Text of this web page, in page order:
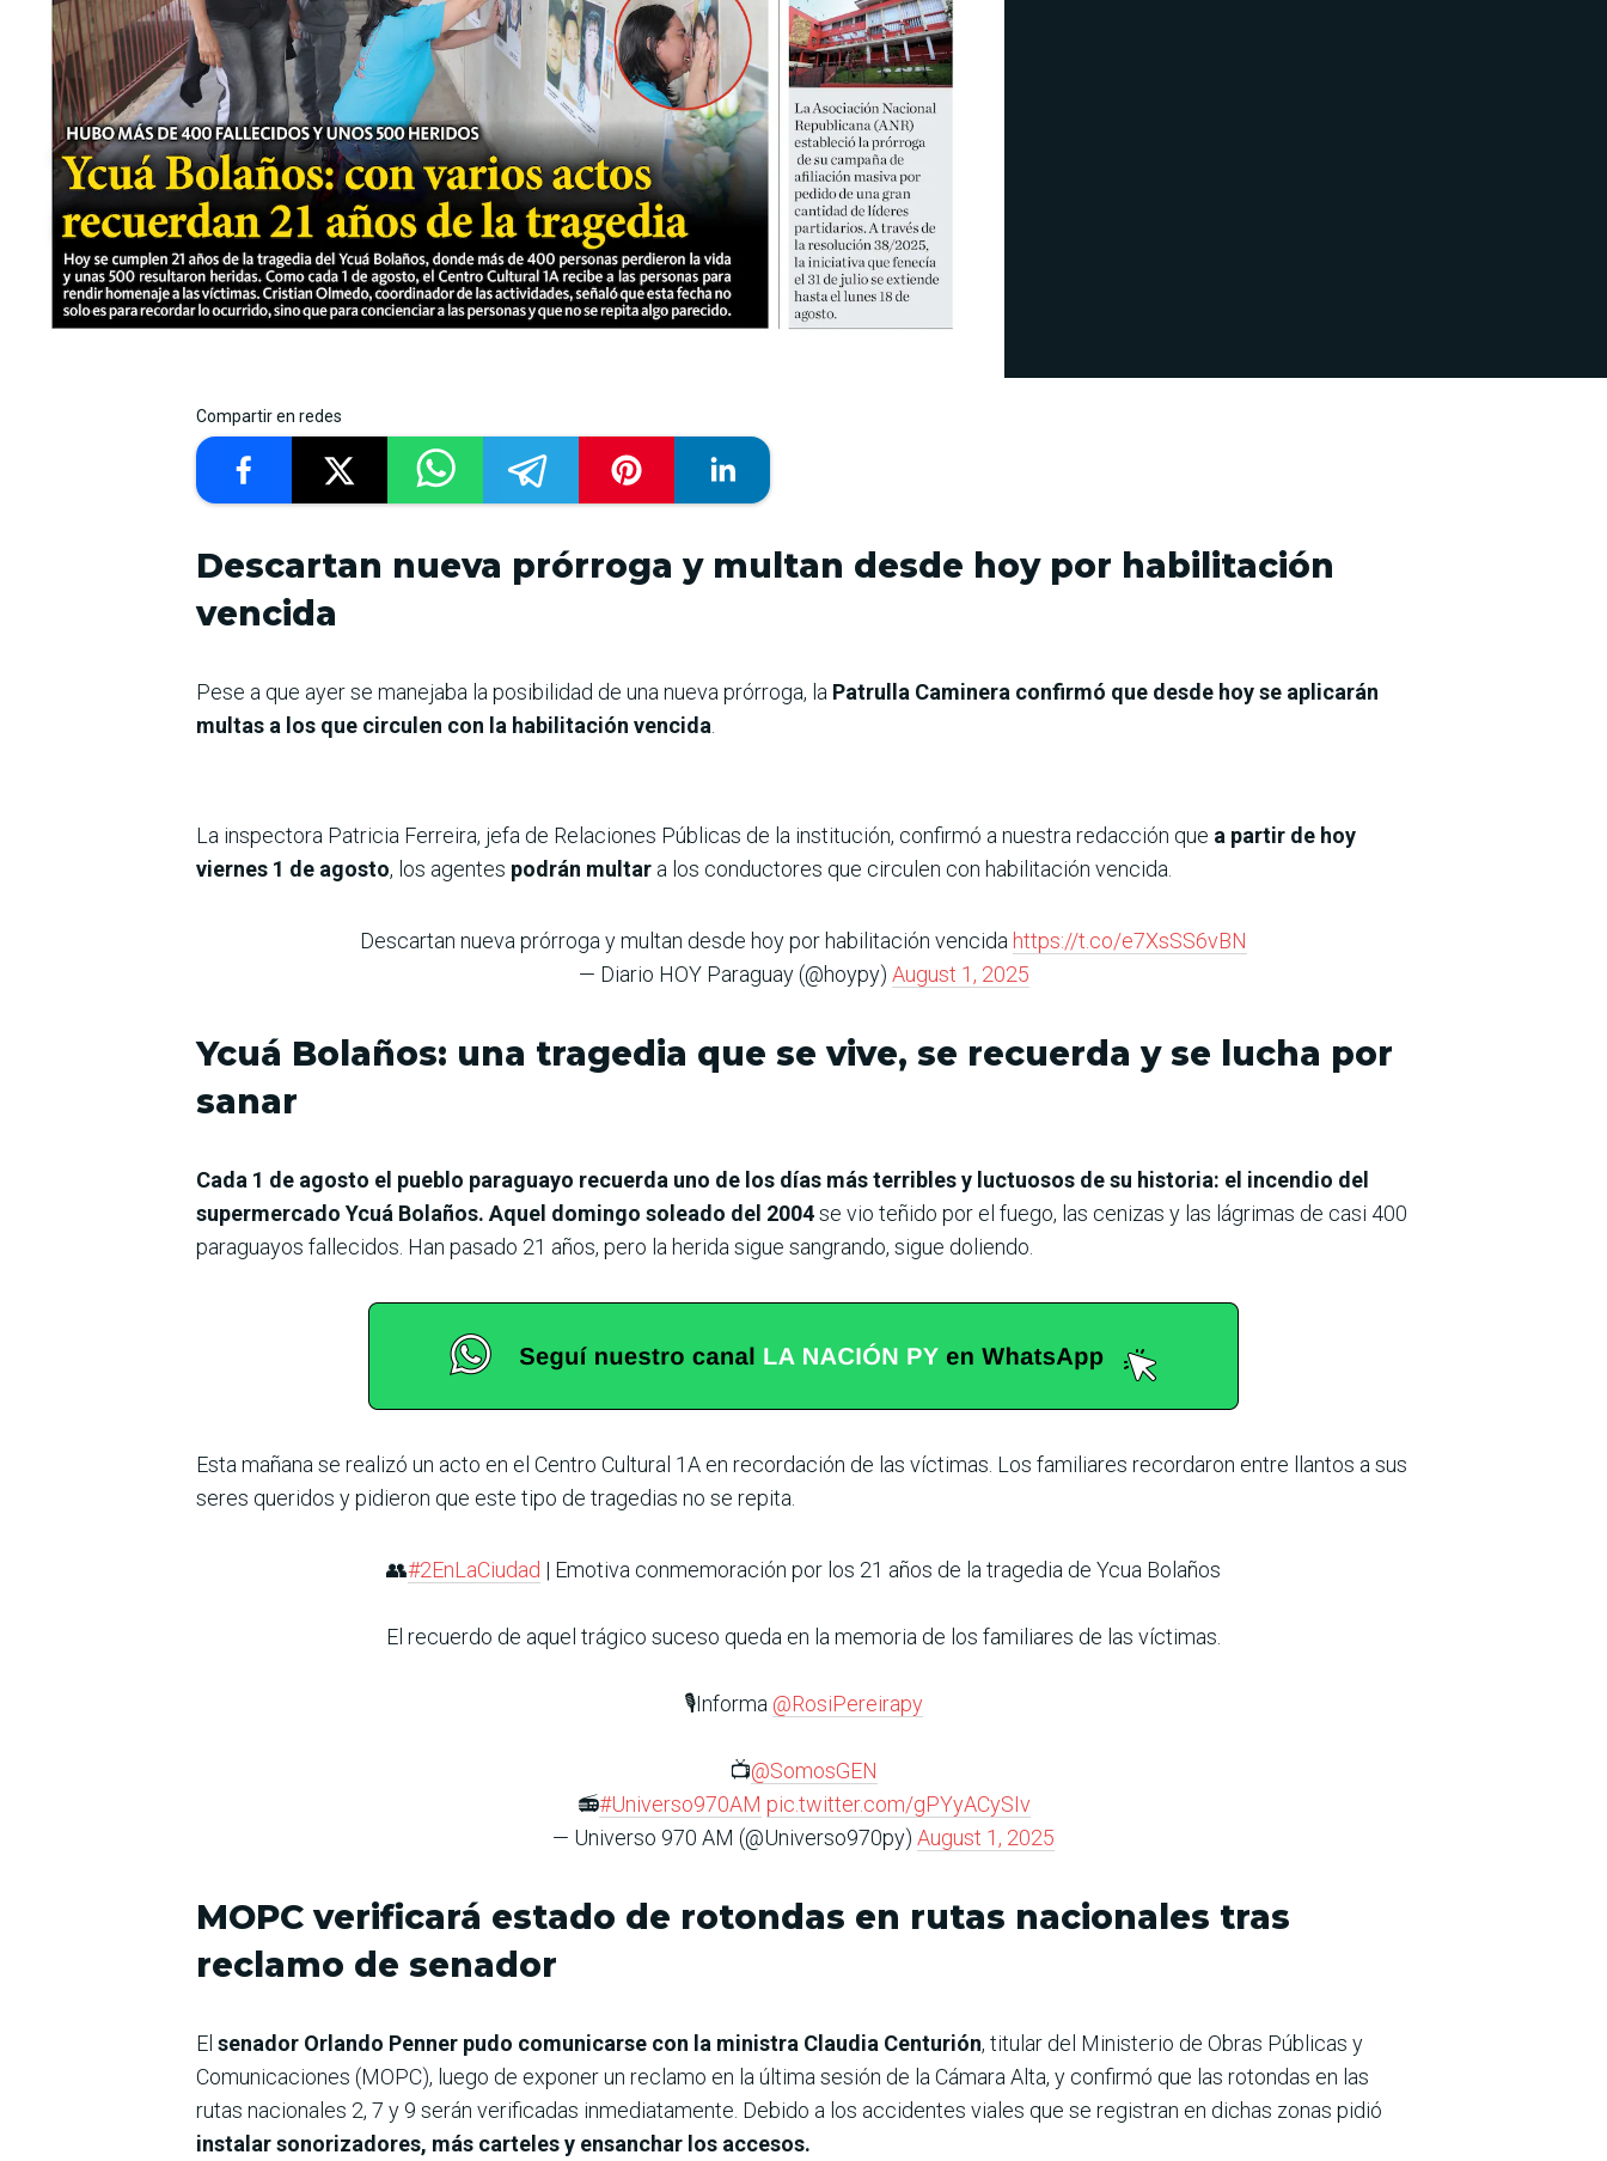
Compartir en redes
Descartan nueva prórroga y multan desde hoy por habilitación
vencida
Pese a que ayer se manejaba la posibilidad de una nueva prórroga, la Patrulla Caminera confirmó que desde hoy se aplicarán
multas a los que circulen con la habilitación vencida
La inspectora Patricia Ferreira, jefa de Relaciones Públicas de la institución, confirmó a nuestra redacción que a partir de hoy
viernes 1 de agosto, los agentes podrán multar a los conductores que circulen con habilitación vencida.
Descartan nueva prórroga y multan desde hoy por habilitación vencida https://t.co/e7XsSS6vBN
— Diario HOY Paraguay (@hoypy) August 1, 2025
Ycuá Bolaños: una tragedia que se vive, se recuerda y se lucha por
sanar
Cada 1 de agosto el pueblo paraguayo recuerda uno de los días más terribles y luctuosos de su historia: el incendio del
supermercado Ycuá Bolaños. Aquel domingo soleado del 2004se vio teñido por el fuego, las cenizas y las lágrimas de casi 400
paraguayos fallecidos. Han pasado 21 años, pero la herida sigue sangrando, sigue doliendo.
Esta mañana se realizó un acto en el Centro Cultural 1A en recordación de las víctimas. Los familiares recordaron entre llantos a sus
seres queridos y pidieron que este tipo de tragedias no se repita.
👥#2EnLaCiudad | Emotiva conmemoración por los 21 años de la tragedia de Ycua Bolaños
El recuerdo de aquel trágico suceso queda en la memoria de los familiares de las víctimas.
🎙️Informa @RosiPereirapy
📺@SomosGEN
📻#Universo970AM pic.twitter.com/gPYyACySIv
— Universo 970 AM (@Universo970py) August 1, 2025
MOPC verificará estado de rotondas en rutas nacionales tras
reclamo de senador
El senador Orlando Penner pudo comunicarse con la ministra Claudia Centurión, titular del Ministerio de Obras Públicas y
Comunicaciones (MOPC), luego de exponer un reclamo en la última sesión de la Cámara Alta, y confirmó que las rotondas en las
rutas nacionales 2, 7 y 9 serán verificadas inmediatamente. Debido a los accidentes viales que se registran en dichas zonas pidió
instalar sonorizadores, más carteles y ensanchar los accesos.